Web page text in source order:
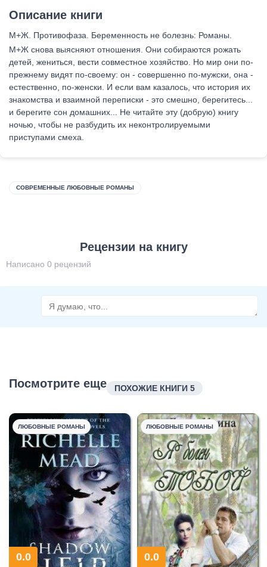
Описание книги
М+Ж. Противофаза. Беременность не болезнь: Романы.
М+Ж снова выясняют отношения. Они собираются рожать
детей, жениться, вести совместное хозяйство. Но мир они по-
прежнему видят по-своему: он - совершенно по-мужски, она -
естественно, по-женски. И если вам казалось, что история их
знакомства и взаимной переписки - это смешно, берегитесь...
и берегите сон домашних... Не читайте эту (добрую) книгу
ночью, чтобы не разбудить их неконтролируемыми
приступами смеха.
СОВРЕМЕННЫЕ ЛЮБОВНЫЕ РОМАНЫ
Рецензии на книгу
Написано 0 рецензий
Посмотрите еще ПОХОЖИЕ КНИГИ 5
ЛЮБОВНЫЕ РОМАНЫ
0.0
ЛЮБОВНЫЕ РОМАНЫ
0.0